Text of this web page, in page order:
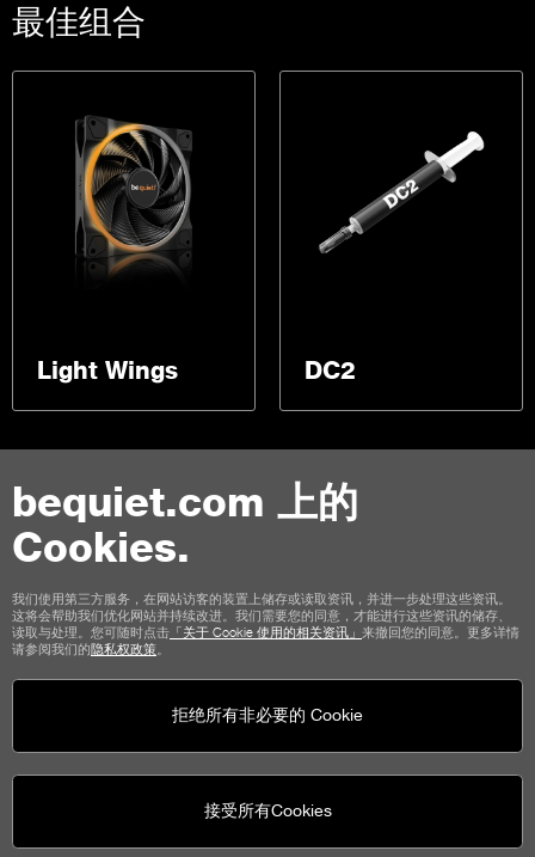
bequiet.com 上的
Cookies.
我们使用第三方服务，在网站访客的装置上储存或读取资讯，并进一步处理这些资讯。
这将会帮助我们优化网站并持续改进。我们需要您的同意，才能进行这些资讯的储存、
读取与处理。您可随时点击 「关于 Cookie 使用的相关资讯」 来撤回您的同意。更多详情
请参阅我们的隐私权政策
拒绝所有非必要的 Cookie
接受所有Cookies
最佳组合
Light Wings DC2
使用条款 私权 Cookies
版本说明